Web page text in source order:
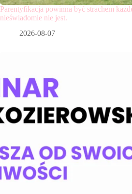
Parentyfikacja powinna być strachem
nieświadomie nie jest.
2026-08-07